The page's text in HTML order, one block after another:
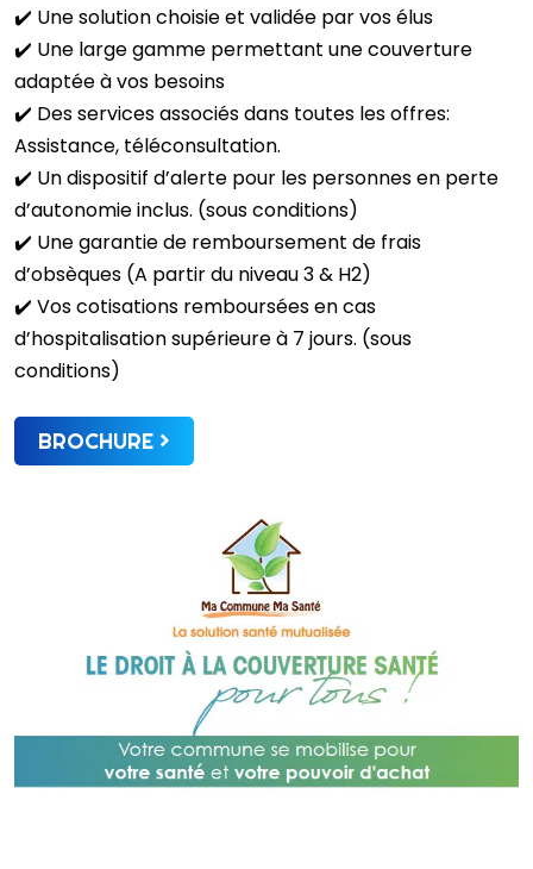
✔️ Une solution choisie et validée par vos élus
✔️ Une large gamme permettant une couverture
adaptée à vos besoins
✔️ Des services associés dans toutes les offres:
Assistance, téléconsultation.
✔️ Un dispositif d’alerte pour les personnes en perte
d’autonomie inclus. (sous conditions)
✔️ Une garantie de remboursement de frais
d’obsèques (A partir du niveau 3 & H2)
✔️ Vos cotisations remboursées en cas
d’hospitalisation supérieure à 7 jours. (sous
conditions)
BROCHURE